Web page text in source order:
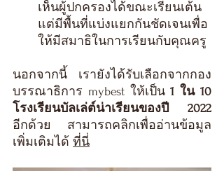
เห็นผู้ปกครองได้ขณะเรียนเต้น
แต่มีพื้นที่แบ่งแยกกันชัดเจนเพื่อ
ให้มีสมาธิในการเรียนกับคุณครู
นอกจากนี้ เรายังได้รับเลือกจากกอง
บรรณาธิการ mybest ให้เป็น 1 ใน 10
โรงเรียนบัลเล่ต์น่าเรียนของปี 2022
อีกด้วย สามารถคลิกเพื่ออ่านข้อมูล
เพิ่มเติมได้ ที่นี่